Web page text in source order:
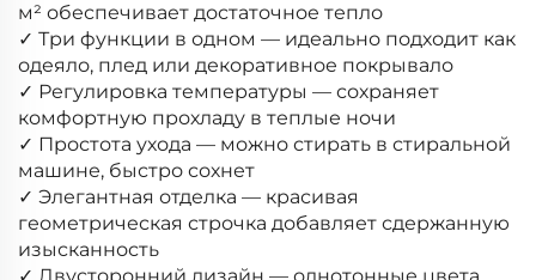
м² обеспечивает достаточное тепло
✓ Три функции в одном — идеально подходит как
одеяло, плед или декоративное покрывало
✓ Регулировка температуры — сохраняет
комфортную прохладу в теплые ночи
✓ Простота ухода — можно стирать в стиральной
машине, быстро сохнет
✓ Элегантная отделка — красивая
геометрическая строчка добавляет сдержанную
изысканность